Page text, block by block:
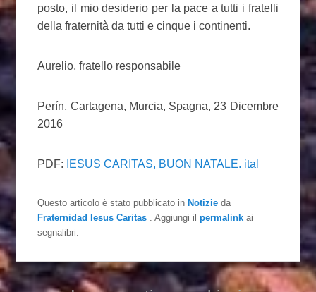
posto, il mio desiderio per la pace a tutti i fratelli
della fraternità da tutti e cinque i continenti.
Aurelio, fratello responsabile
Perín, Cartagena, Murcia, Spagna, 23 Dicembre
2016
PDF: IESUS CARITAS, BUON NATALE. ital
Questo articolo è stato pubblicato in Notizie da
Fraternidad Iesus Caritas . Aggiungi ilpermalink ai
segnalibri.